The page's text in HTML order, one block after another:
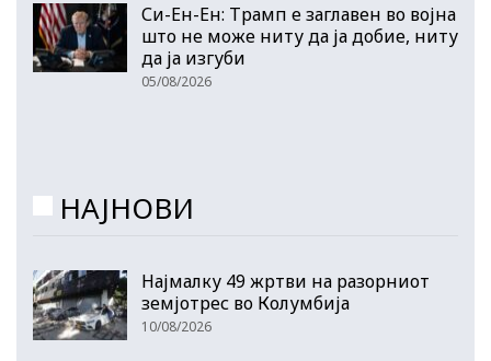
Си-Ен-Ен: Трамп е заглавен во војна
што не може ниту да ја добие, ниту
да ја изгуби
05/08/2026
НАЈНОВИ
Најмалку 49 жртви на разорниот
земјотрес во Колумбија
10/08/2026